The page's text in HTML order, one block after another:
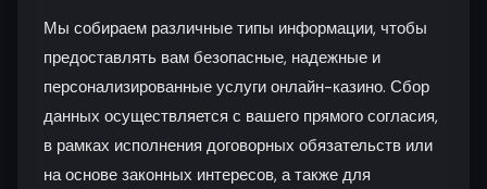
Мы собираем различные типы информации, чтобы
предоставлять вам безопасные, надежные и
персонализированные услуги онлайн-казино. Сбор
данных осуществляется с вашего прямого согласия,
в рамках исполнения договорных обязательств или
на основе законных интересов, а также для